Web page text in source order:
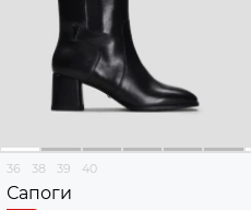
36 38 39 40
Сапоги